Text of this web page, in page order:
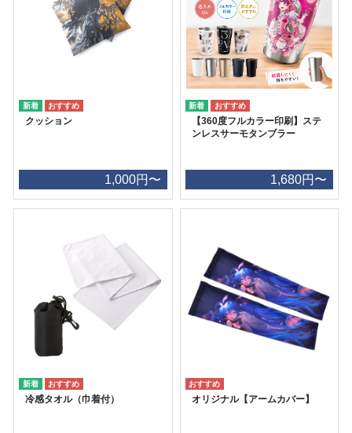
クッション
1,000円〜
【360度フルカラー印刷】ステ
ンレスサーモタンブラー
1,680円〜
冷感タオル（巾着付） オリジナル【アームカバー】